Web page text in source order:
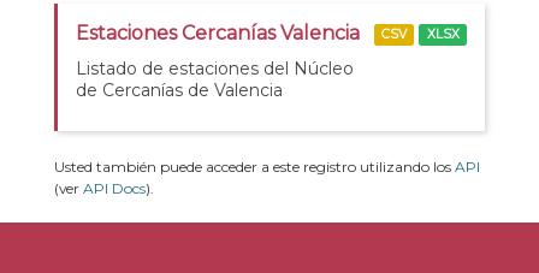
Estaciones Cercanías Valencia
Listado de estaciones del Núcleo
de Cercanías de Valencia
CSV XLSX
Usted también puede acceder a este registro utilizando los API
(ver API Docs).